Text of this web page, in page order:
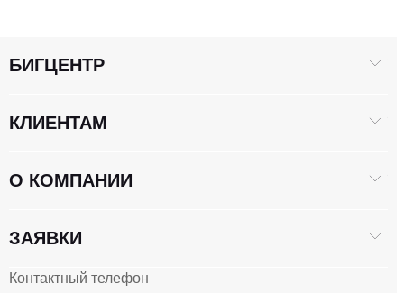
Контактный телефон
БИГЦЕНТР
КЛИЕНТАМ
О КОМПАНИИ
ЗАЯВКИ